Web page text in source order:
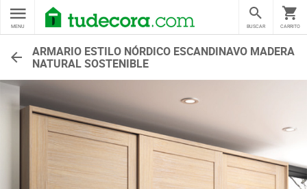
MENU CARRITO
BUSCAR
ARMARIO ESTILO NÓRDICO ESCANDINAVO MADERA
NATURAL SOSTENIBLE